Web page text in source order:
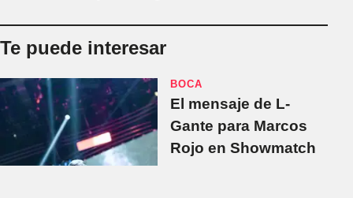
Te puede interesar
BOCA
El mensaje de L-
Gante para Marcos
Rojo en Showmatch